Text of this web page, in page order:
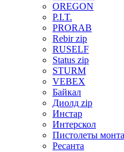
OREGON
P.I.T.
PRORAB
Rebir zip
RUSELF
Status zip
STURM
VEBEX
Байкал
Диолд zip
Инстар
Интерскол
Пистолеты
Ресанта